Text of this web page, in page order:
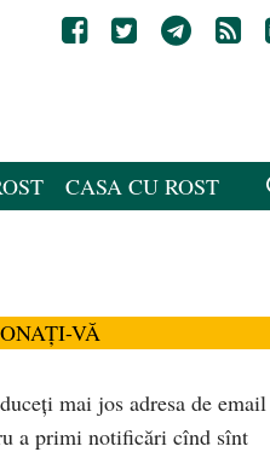
CASA CU ROST
VĂ
mai jos adresa de email
a primi notificări cînd sînt